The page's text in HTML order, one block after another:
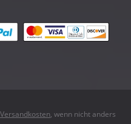
Versandkosten, wenn nicht anders